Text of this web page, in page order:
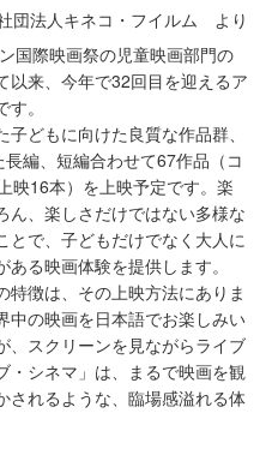
団法人キネコ・フイルム より
国際映画祭の児童映画部⾨の
以来、今年で32回⽬を迎えるア
。
どもに向けた良質な作品群、
編、短編合わせて67作品（コ
映16本）を上映予定です。楽
ん、楽しさだけではない多様な
とで、⼦どもだけでなく⼤⼈に
る映画体験を提供します。
特徴は、その上映⽅法にありま
中の映画を⽇本語でお楽しみい
、スクリーンを⾒ながらライブ
・シネマ」は、まるで映画を観
されるような、臨場感溢れる体